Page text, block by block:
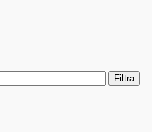
Filtra